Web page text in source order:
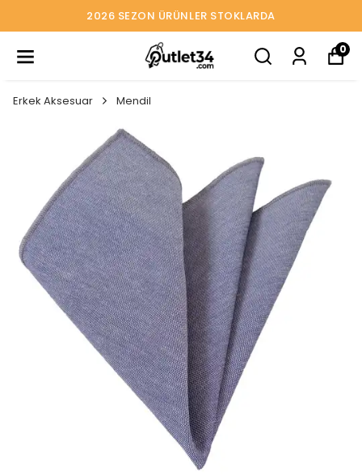
2026 SEZON ÜRÜNLER STOKLARDA
0
Erkek Aksesuar Mendil